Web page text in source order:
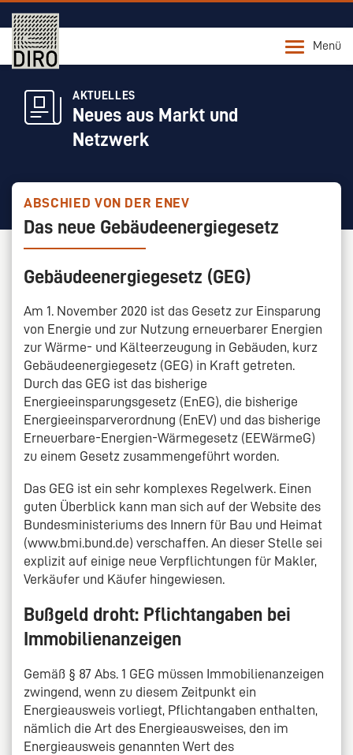
Menü
AKTUELLES
Neues aus Markt und
Netzwerk
ABSCHIED VON DER ENEV
Das neue Gebäudeenergiegesetz
Gebäudeenergiegesetz (GEG)
Am 1. November 2020 ist das Gesetz zur Einsparung
von Energie und zur Nutzung erneuerbarer Energien
zur Wärme- und Kälteerzeugung in Gebäuden, kurz
Gebäudeenergiegesetz (GEG) in Kraft getreten.
Durch das GEG ist das bisherige
Energieeinsparungsgesetz (EnEG), die bisherige
Energieeinsparverordnung (EnEV) und das bisherige
Erneuerbare-Energien-Wärmegesetz (EEWärmeG)
zu einem Gesetz zusammengeführt worden.
Das GEG ist ein sehr komplexes Regelwerk. Einen
guten Überblick kann man sich auf der Website des
Bundesministeriums des Innern für Bau und Heimat
(www.bmi.bund.de) verschaffen. An dieser Stelle sei
explizit auf einige neue Verpflichtungen für Makler,
Verkäufer und Käufer hingewiesen.
Bußgeld droht: Pflichtangaben bei
Immobilienanzeigen
Gemäß § 87 Abs. 1 GEG müssen Immobilienanzeigen
zwingend, wenn zu diesem Zeitpunkt ein
Energieausweis vorliegt, Pflichtangaben enthalten,
nämlich die Art des Energieausweises, den im
Energieausweis genannten Wert des